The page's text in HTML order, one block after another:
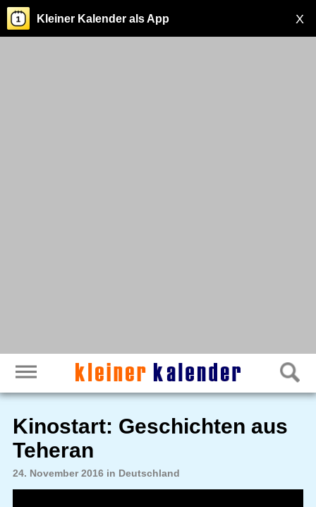
X
Kleiner Kalender als App
Kinostart: Geschichten aus
Teheran
24. November 2016 in Deutschland